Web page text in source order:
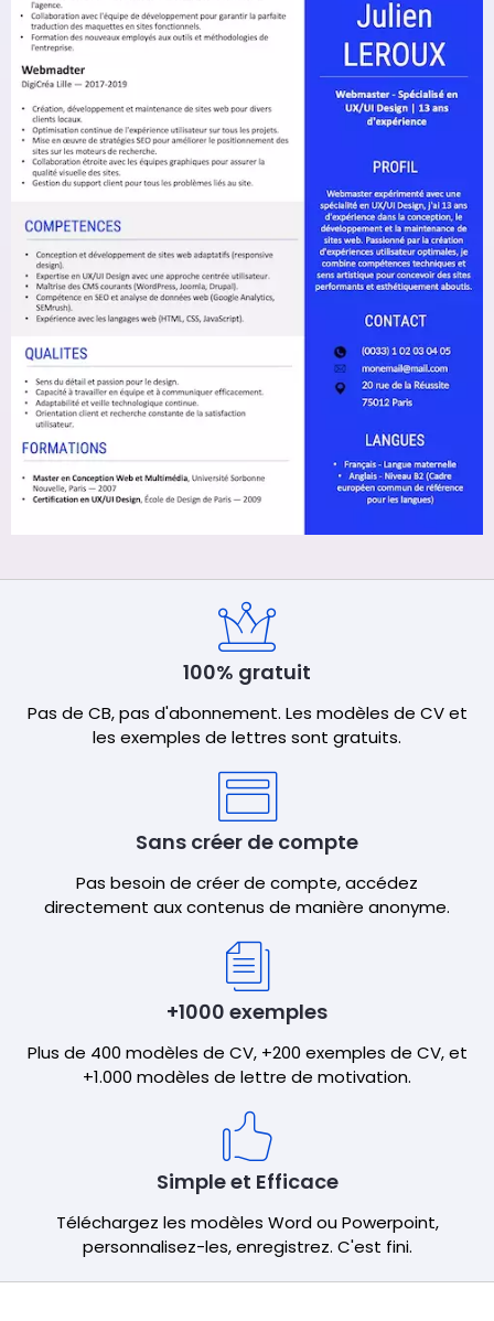
100% gratuit
Pas de CB, pas d'abonnement. Les modèles de CV et
les exemples de lettres sont gratuits.
Sans créer de compte
Pas besoin de créer de compte, accédez
directement aux contenus de manière anonyme.
+1000 exemples
Plus de 400 modèles de CV, +200 exemples de CV, et
+1.000 modèles de lettre de motivation.
Simple et Efficace
Téléchargez les modèles Word ou Powerpoint,
personnalisez-les, enregistrez. C'est fini.